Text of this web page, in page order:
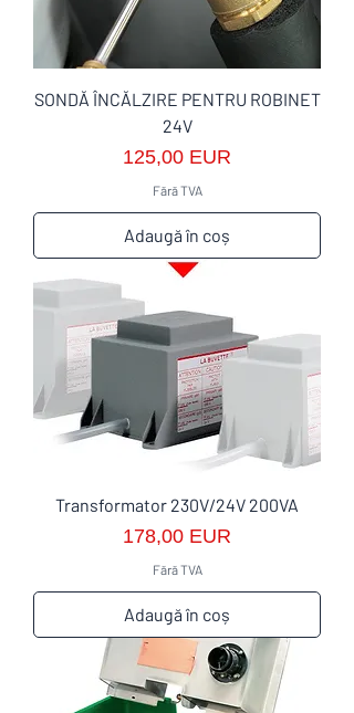
SONDĂ ÎNCĂLZIRE PENTRU ROBINET
24V
Preț
125,00 EUR
Fără TVA
Adaugă în coș
Transformator 230V/24V 200VA
Preț
178,00 EUR
Fără TVA
Adaugă în coș